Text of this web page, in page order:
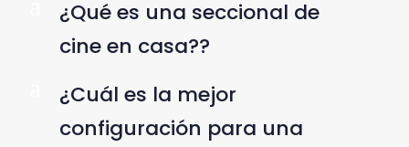
¿Qué es una seccional de
cine en casa??
¿Cuál es la mejor
configuración para una